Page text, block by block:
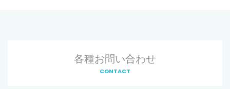
各種お問い合わせ
CONTACT